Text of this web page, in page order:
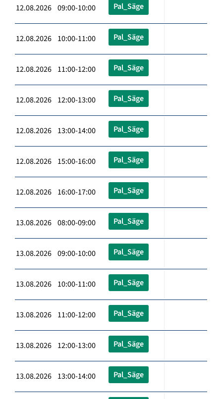
12.08.2026 09:00-10:00 Pal_Säge
12.08.2026 10:00-11:00 Pal_Säge
12.08.2026 11:00-12:00 Pal_Säge
12.08.2026 12:00-13:00 Pal_Säge
12.08.2026 13:00-14:00 Pal_Säge
12.08.2026 15:00-16:00 Pal_Säge
12.08.2026 16:00-17:00 Pal_Säge
13.08.2026 08:00-09:00 Pal_Säge
13.08.2026 09:00-10:00 Pal_Säge
13.08.2026 10:00-11:00 Pal_Säge
13.08.2026 11:00-12:00 Pal_Säge
13.08.2026 12:00-13:00 Pal_Säge
13.08.2026 13:00-14:00 Pal_Säge